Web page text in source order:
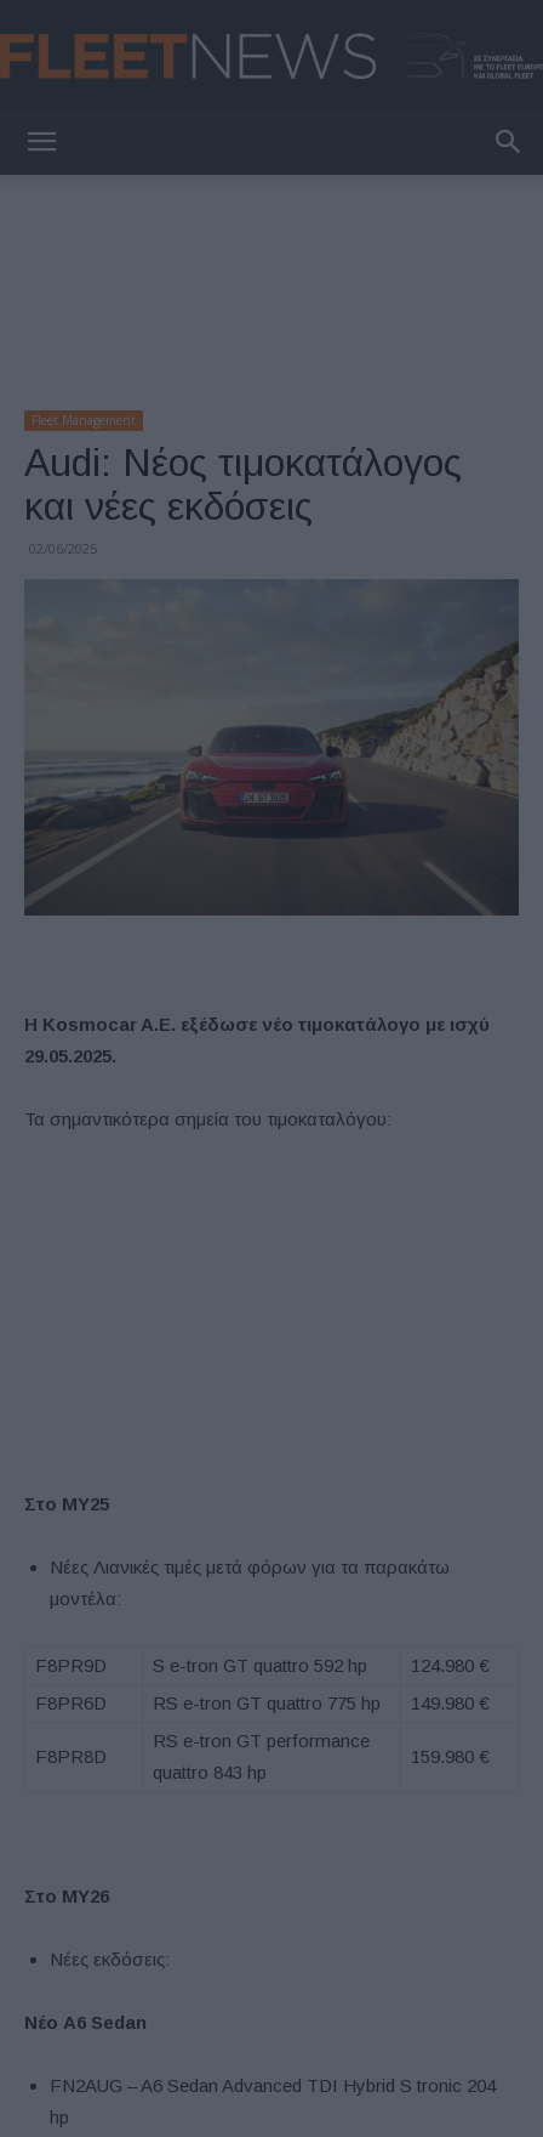
Fleet Management
Audi: Νέος τιμοκατάλογος
και νέες εκδόσεις
02/06/2025
Η Kosmocar A.E. εξέδωσε νέο τιμοκατάλογο με ισχύ
29.05.2025.
Τα σημαντικότερα σημεία του τιμοκαταλόγου:
Στο ΜΥ25
Νέες Λιανικές τιμές μετά φόρων για τα παρακάτω
μοντέλα:
F8PR9D S e-tron GT quattro 592 hp
124.980 €
F8PR6D
RS e-tron GT quattro 775 hp 149.980 €
F8PR8D
RS e-tron GT performance
quattro 843 hp
159.980 €
Στο ΜΥ26
Νέες εκδόσεις:
Νέο A6 Sedan
FN2AUG – A6 Sedan Advanced TDI Hybrid S tronic 204
hp